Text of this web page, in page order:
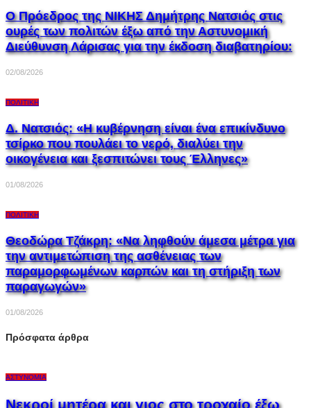
Ο Πρόεδρος της ΝΙΚΗΣ Δημήτρης Νατσιός στις
ουρές των πολιτών έξω από την Αστυνομική
Διεύθυνση Λάρισας για την έκδοση διαβατηρίου:
02/08/2026
ΠΟΛΙΤΙΚΉ
Δ. Νατσιός: «Η κυβέρνηση είναι ένα επικίνδυνο
τσίρκο που πουλάει το νερό, διαλύει την
οικογένεια και ξεσπιτώνει τους Έλληνες»
01/08/2026
ΠΟΛΙΤΙΚΉ
Θεοδώρα Τζάκρη: «Να ληφθούν άμεσα μέτρα για
την αντιμετώπιση της ασθένειας των
παραμορφωμένων καρπών και τη στήριξη των
παραγωγών»
01/08/2026
Πρόσφατα άρθρα
ΑΣΤΥΝΟΜΊΑ
Νεκροί μητέρα και γιος στο τροχαίο έξω